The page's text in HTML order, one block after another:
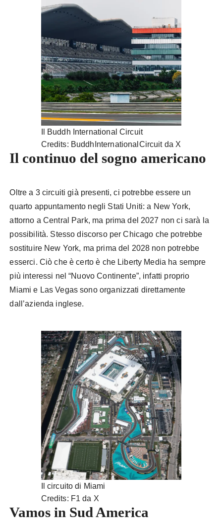
Il Buddh International Circuit
Credits: BuddhInternationalCircuit da X
Il continuo del sogno americano
Oltre a 3 circuiti già presenti, ci potrebbe essere un
quarto appuntamento negli Stati Uniti: a New York,
attorno a Central Park, ma prima del 2027 non ci sarà la
possibilità. Stesso discorso per Chicago che potrebbe
sostituire New York, ma prima del 2028 non potrebbe
esserci. Ciò che è certo è che Liberty Media ha sempre
più interessi nel “Nuovo Continente”, infatti proprio
Miami e Las Vegas sono organizzati direttamente
dall’azienda inglese.
Il circuito di Miami
Credits: F1 da X
Vamos in Sud America